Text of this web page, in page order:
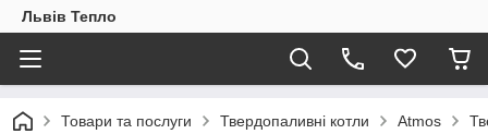
Львів Тепло
Товари та послуги Твердопаливні котли Atmos